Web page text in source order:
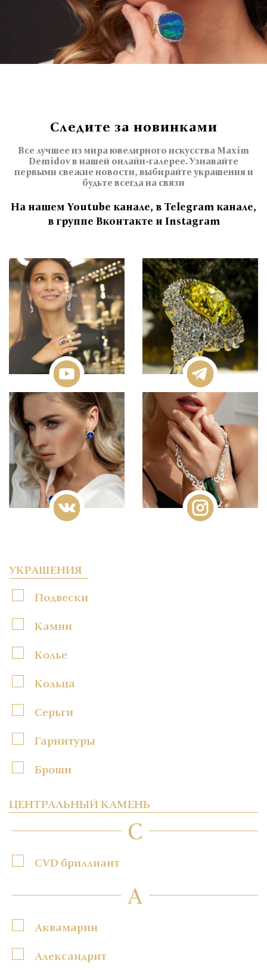
Следите за новинками
Все лучшее из мира ювелирного искусства Maxim
Demidov в нашей онлайн-галерее. Узнавайте
первыми свежие новости, выбирайте украшения и
будьте всегда на связи
На нашем Youtube канале, в Telegram канале,
в группе Вконтакте и Instagram
УКРАШЕНИЯ
Подвески
Камни
Колье
Кольца
Серьги
Гарнитуры
Броши
ЦЕНТРАЛЬНЫЙ КАМЕНЬ
C
CVD бриллиант
А
Аквамарин
Александрит